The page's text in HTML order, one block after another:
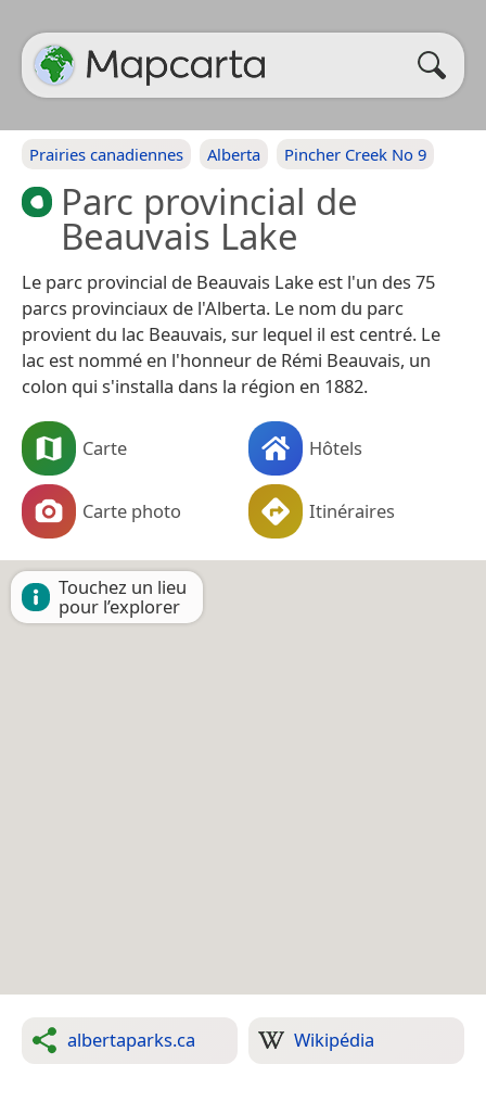
Prairies canadiennes Alberta Pincher Creek No 9
Parc provincial de
Beauvais Lake
Le parc provincial de Beauvais Lake est l'un des 75
parcs provinciaux de l'Alberta. Le nom du parc
provient du lac Beauvais, sur lequel il est centré. Le
lac est nommé en l'honneur de Rémi Beauvais, un
colon qui s'installa dans la région en 1882.
Carte Hôtels
Carte photo Itinéraires
Touchez un lieu
pour l’explorer
albertaparks.ca Wikipédia